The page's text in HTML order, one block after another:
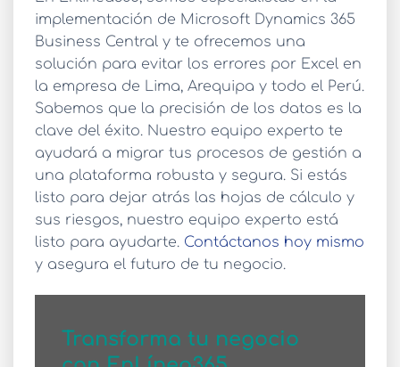
implementación de Microsoft Dynamics 365
Business Central y te ofrecemos una
solución para evitar los errores por Excel en
la empresa de Lima, Arequipa y todo el Perú.
Sabemos que la precisión de los datos es la
clave del éxito. Nuestro equipo experto te
ayudará a migrar tus procesos de gestión a
una plataforma robusta y segura. Si estás
listo para dejar atrás las hojas de cálculo y
sus riesgos, nuestro equipo experto está
listo para ayudarte. Contáctanos hoy mismo
y asegura el futuro de tu negocio.
Transforma tu negocio